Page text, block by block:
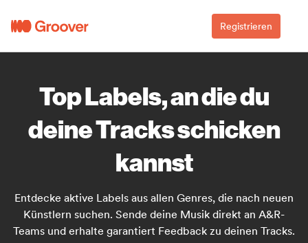
Registrieren
Top Labels, an die du
deine Tracks schicken
kannst
Entdecke aktive Labels aus allen Genres, die nach neuen
Künstlern suchen. Sende deine Musik direkt an A&R-
Teams und erhalte garantiert Feedback zu deinen Tracks.